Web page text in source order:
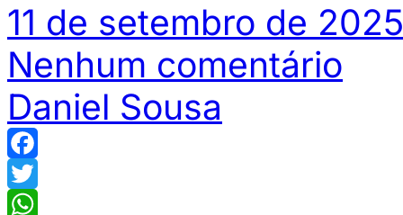
11 de setembro de
Nenhum comentário
Daniel Sousa
Facebook
Twitter